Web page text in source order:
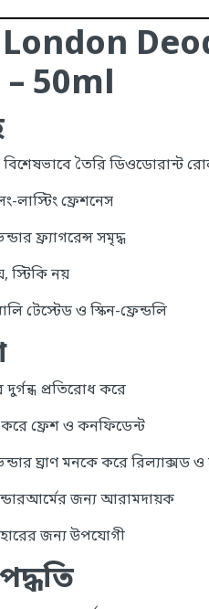
50ml
বিশেষভাবে তৈরি ডিওডোরান্ট
লাস্টিং ফ্রেশনেস
ফ্র্যাগরেন্স সমৃদ্ধ
স্টিকি নয়
টেস্টেড ও স্কিন-ফ্রেন্ডলি
দুর্গন্ধ প্রতিরোধ করে
ফ্রেশ ও কনফিডেন্ট
ঘ্রাণ মনকে করে রিল্যাক্সড
জন্য আরামদায়ক
জন্য উপযোগী